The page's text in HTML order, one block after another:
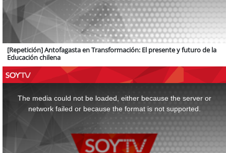
[Repetición] Antofagasta en Transformación: El presente y futuro de la
Educación chilena
The media could not be loaded, either because the server or
network failed or because the format is not supported.